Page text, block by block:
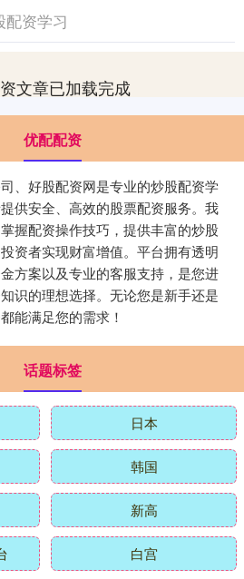
配资学习
文章已加载完成
优配配资
、好股配资网是专业的炒股配资学
供安全、高效的股票配资服务。我
握配资操作技巧，提供丰富的炒股
资者实现财富增值。平台拥有透明
方案以及专业的客服支持，是您进
识的理想选择。无论您是新手还是
能满足您的需求！
话题标签
日本
韩国
新高
白宫